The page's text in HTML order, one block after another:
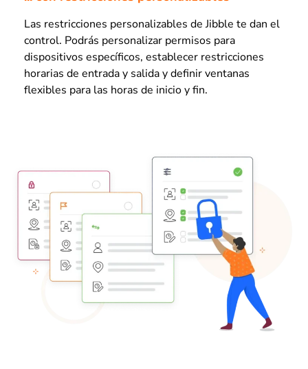
Las restricciones personalizables de Jibble te dan el
control. Podrás personalizar permisos para
dispositivos específicos, establecer restricciones
horarias de entrada y salida y definir ventanas
flexibles para las horas de inicio y fin.